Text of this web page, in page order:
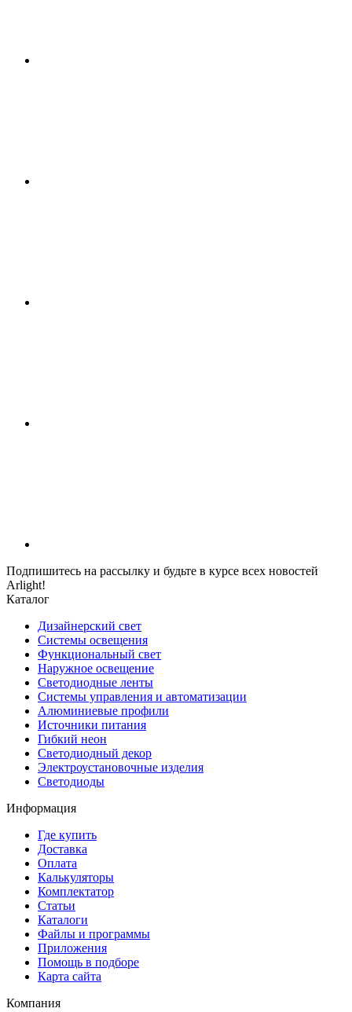
Подпишитесь на рассылку и будьте в курсе всех новостей
Arlight!
Каталог
Дизайнерский свет
Системы освещения
Функциональный свет
Наружное освещение
Светодиодные ленты
Системы управления и автоматизации
Алюминиевые профили
Источники питания
Гибкий неон
Светодиодный декор
Электроустановочные изделия
Светодиоды
Информация
Где купить
Доставка
Оплата
Калькуляторы
Комплектатор
Статьи
Каталоги
Файлы и программы
Приложения
Помощь в подборе
Карта сайта
Компания